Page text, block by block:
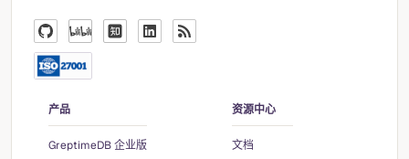
产品
GreptimeDB 企业版
资源中心
文档